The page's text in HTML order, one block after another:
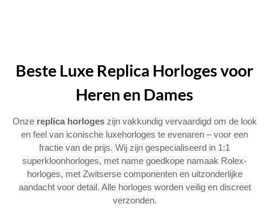
Beste Luxe Replica Horloges voor
Heren en Dames
Onze replica horlogeszijn vakkundig vervaardigd om de look
en feel van iconische luxehorloges te evenaren – voor een
fractie van de prijs. Wij zijn gespecialiseerd in 1:1
superkloonhorloges, met name goedkope namaak Rolex-
horloges, met Zwitserse componenten en uitzonderlijke
aandacht voor detail. Alle horloges worden veilig en discreet
verzonden.